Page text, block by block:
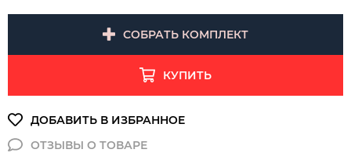
СОБРАТЬ КОМПЛЕКТ
КУПИТЬ